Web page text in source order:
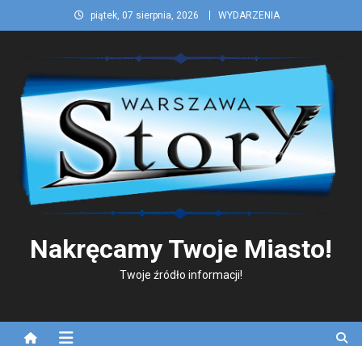
to
piątek, 07 sierpnia, 2026 WYDARZENIA
Nakręcamy Twoje Miasto!
Twoje źródło informacji!